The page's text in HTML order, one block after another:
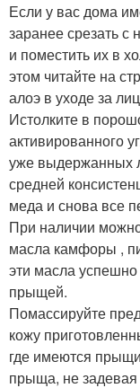
Если у вас дома
заранее срезать с
и поместить их в
этом читайте на
алоэ в уходе за
Истолките в
активированного
уже выдержанных
средней
меда и снова все
При наличии
масла камфоры ,
эти масла
прыщей.
Помассируйте
кожу
где имеются
прыща, не задевая